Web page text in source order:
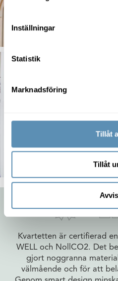
Inställningar
Statistik
Marknadsföring
Tillåt
Tillåt
Kvartetten är certifierad
WELL och NollCO2. Det
gjort noggranna
välmående och för att